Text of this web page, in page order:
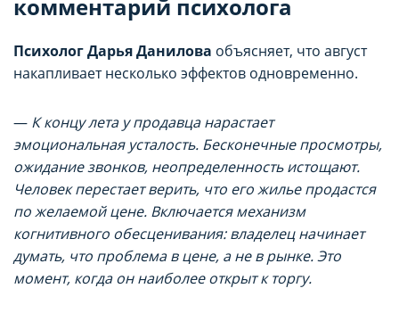
комментарий психолога
Психолог Дарья Данилова объясняет, что август
накапливает несколько эффектов одновременно.
— К концу лета у продавца нарастает
эмоциональная усталость. Бесконечные просмотры,
ожидание звонков, неопределенность истощают.
Человек перестает верить, что его жилье продастся
по желаемой цене. Включается механизм
когнитивного обесценивания: владелец начинает
думать, что проблема в цене, а не в рынке. Это
момент, когда он наиболее открыт к торгу.